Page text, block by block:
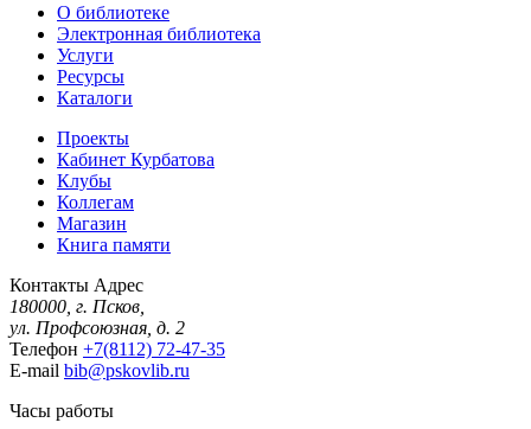
О библиотеке
Электронная библиотека
Услуги
Ресурсы
Каталоги
Проекты
Кабинет Курбатова
Клубы
Коллегам
Магазин
Книга памяти
Контакты Адрес
180000, г. Псков,
ул. Профсоюзная, д. 2
Телефон +7(8112) 72-47-35
E-mail bib@pskovlib.ru
Часы работы